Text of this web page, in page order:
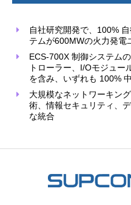
自社研究開発で、100%
テムが600MWの火力発電
ECS-700X 制御システム
トローラー、I/Oモジュー
を含み、いずれも 100%
大規模なネットワーキン
術、情報セキュリティ、
な統合